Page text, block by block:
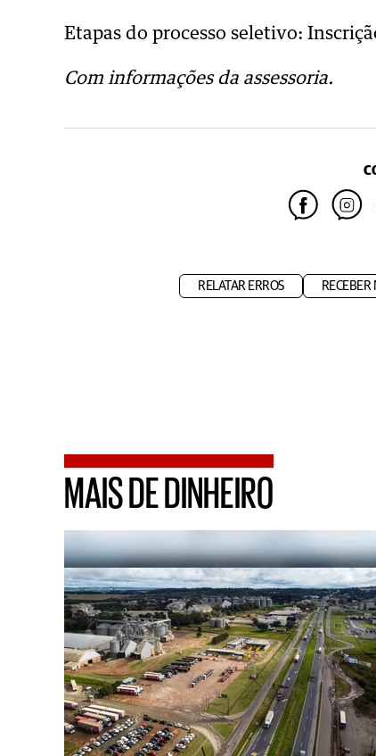
Etapas do processo seletivo:
Com informações da assessoria.
RELATAR ERROS
MAIS DE DINHEIRO